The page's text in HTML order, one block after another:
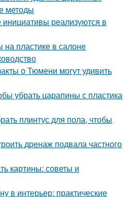
методы
инициативы реализуются в
на пластике в салоне
о Тюмени могут удивить
убрать царапины с пластика
плинтус для пола, чтобы
дренаж подвала частного
картины: советы и
в интерьер: практические